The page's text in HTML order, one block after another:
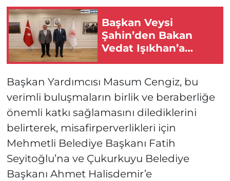
Başkan Veysi
Şahin’den Bakan
Vedat Işıkhan’a
Ziyaret
Başkan Yardımcısı Masum Cengiz, bu
verimli buluşmaların birlik ve beraberliğe
önemli katkı sağlamasını dilediklerini
belirterek, misafirperverlikleri için
Mehmetli Belediye Başkanı Fatih
Seyitoğlu’na ve Çukurkuyu Belediye
Başkanı Ahmet Halisdemir’e